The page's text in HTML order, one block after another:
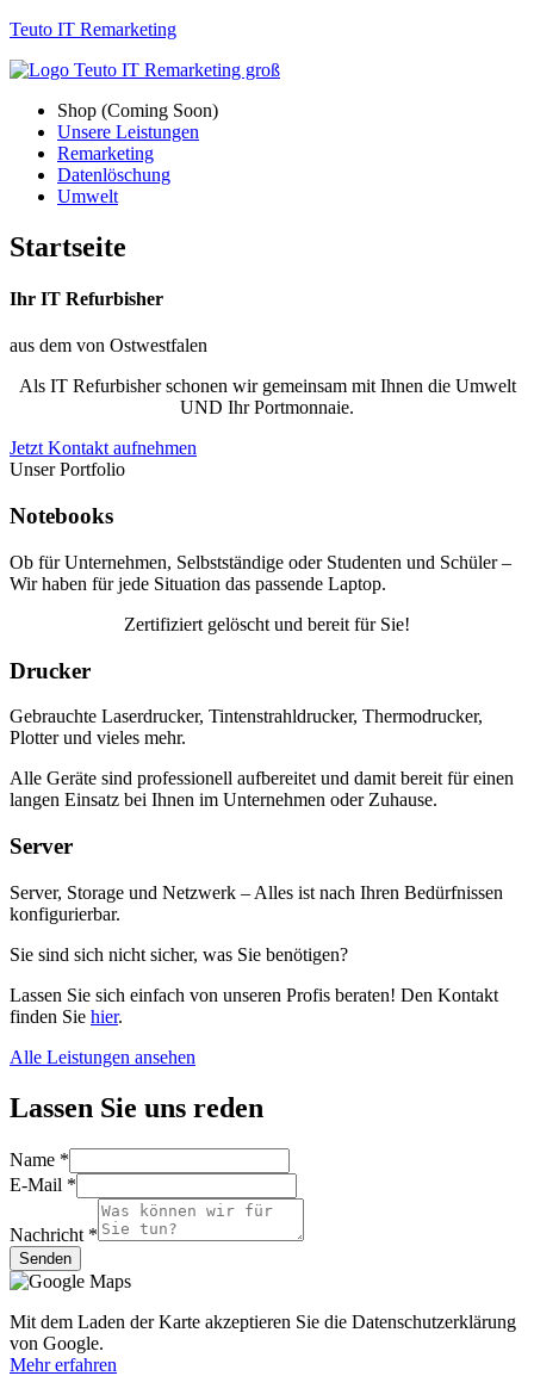
Teuto IT Remarketing
Shop (Coming Soon)
Unsere Leistungen
Remarketing
Datenlöschung
Umwelt
Startseite
Ihr IT Refurbisher
aus dem von Ostwestfalen
Als IT Refurbisher schonen wir gemeinsam mit Ihnen die Umwelt
UND Ihr Portmonnaie.
Jetzt Kontakt aufnehmen
Unser Portfolio
Notebooks
Ob für Unternehmen, Selbstständige oder Studenten und Schüler –
Wir haben für jede Situation das passende Laptop.
Zertifiziert gelöscht und bereit für Sie!
Drucker
Gebrauchte Laserdrucker, Tintenstrahldrucker, Thermodrucker,
Plotter und vieles mehr.
Alle Geräte sind professionell aufbereitet und damit bereit für einen
langen Einsatz bei Ihnen im Unternehmen oder Zuhause.
Server
Server, Storage und Netzwerk – Alles ist nach Ihren Bedürfnissen
konfigurierbar.
Sie sind sich nicht sicher, was Sie benötigen?
Lassen Sie sich einfach von unseren Profis beraten! Den Kontakt
finden Sie hier.
Alle Leistungen ansehen
Lassen Sie uns reden
Name *
E-Mail *
Nachricht *
Senden
Mit dem Laden der Karte akzeptieren Sie die Datenschutzerklärung
von Google.
Mehr erfahren